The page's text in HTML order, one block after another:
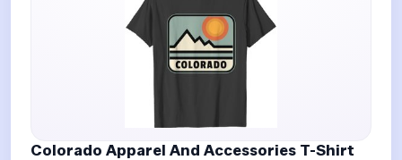
Colorado Apparel And Accessories T-Shirt